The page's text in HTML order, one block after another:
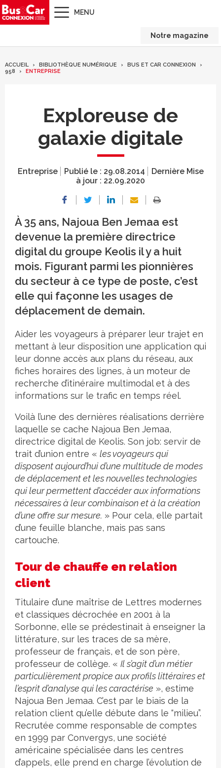
MENU
Notre magazine
ACCUEIL BIBLIOTHÈQUE NUMÉRIQUE
BUS ET CAR CONNEXION
958
ENTREPRISE
Exploreuse de
galaxie digitale
Entreprise Publié le : 29.08.2014
Dernière Mise
à jour : 22.09.2020
À 35 ans, Najoua Ben Jemaa est
devenue la première directrice
digital du groupe Keolis il y a huit
mois. Figurant parmi les pionnières
du secteur à ce type de poste, c’est
elle qui façonne les usages de
déplacement de demain.
Aider les voyageurs à préparer leur trajet en
mettant à leur disposition une application qui
leur donne accès aux plans du réseau, aux
fiches horaires des lignes, à un moteur de
recherche d’itinéraire multimodal et à des
informations sur le trafic en temps réel.
Voilà l’une des dernières réalisations derrière
laquelle se cache Najoua Ben Jemaa,
directrice digital de Keolis. Son job: servir de
trait d’union entre « les voyageurs qui
disposent aujourd’hui d’une multitude de modes
de déplacement et les nouvelles technologies
qui leur permettent d’accéder aux informations
nécessaires à leur combinaison et à la création
d’une offre sur mesure. » Pour cela, elle partait
d’une feuille blanche, mais pas sans
cartouche.
Tour de chauffe en relation
client
Titulaire d’une maîtrise de Lettres modernes
et classiques décrochée en 2001 à la
Sorbonne, elle se prédestinait à enseigner la
littérature, sur les traces de sa mère,
professeur de français, et de son père,
professeur de collège. « Il s’agit d’un métier
particulièrement propice aux profils littéraires et
l’esprit d’analyse qui les caractérise », estime
Najoua Ben Jemaa. C’est par le biais de la
relation client qu’elle débute dans le “milieu”.
Recrutée comme responsable de comptes
en 1999 par Convergys, une société
américaine spécialisée dans les centres
d’appels, elle prend en charge l’évolution de